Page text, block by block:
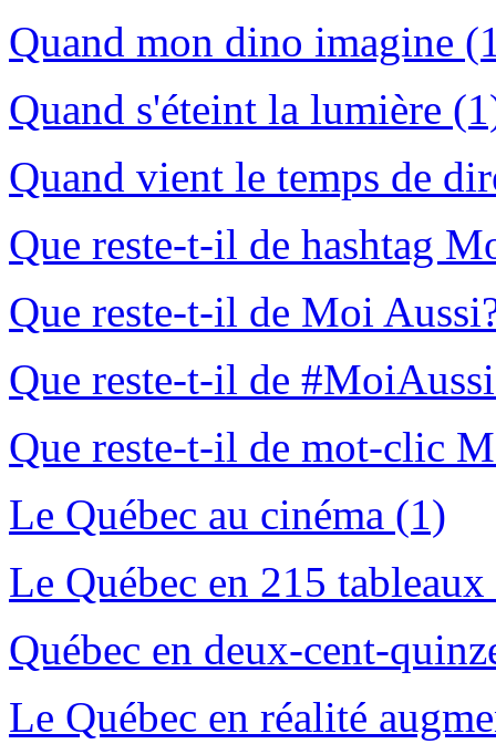
Quand mon dino imagine
Quand s'éteint la lumière
Quand vient le temps de
Que reste-t-il de hashtag
Que reste-t-il de Moi
Que reste-t-il de
Que reste-t-il de mot-clic
Le Québec au cinéma (1)
Le Québec en 215
Québec en deux-cent-
Le Québec en réalité